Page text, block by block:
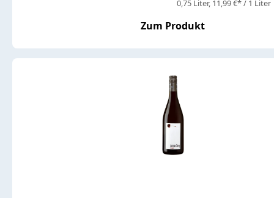
0,75 Liter 11,99 €* / 1 Liter
Zum Produkt